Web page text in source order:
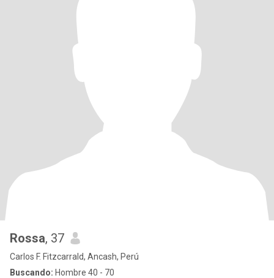
Rossa, 37
Carlos F. Fitzcarrald, Ancash, Perú
Buscando: Hombre 40 - 70